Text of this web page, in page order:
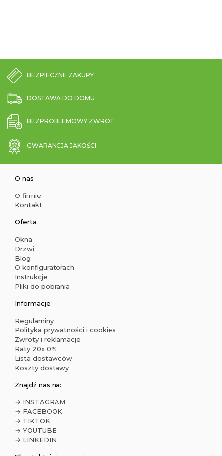
BEZPIECZNE ZAKUPY
DOSTAWA DO DOMU
BEZPROBLEMOWY ZWROT
GWARANCJA JAKOŚCI
O nas
O firmie
Kontakt
Oferta
Okna
Drzwi
Blog
O konfiguratorach
Instrukcje
Pliki do pobrania
Informacje
Regulaminy
Polityka prywatności i cookies
Zwroty i reklamacje
Raty 20x 0%
Lista dostawców
Koszty dostawy
Znajdź nas na:
→ INSTAGRAM
→ FACEBOOK
→ TIKTOK
→ YOUTUBE
→ LINKEDIN